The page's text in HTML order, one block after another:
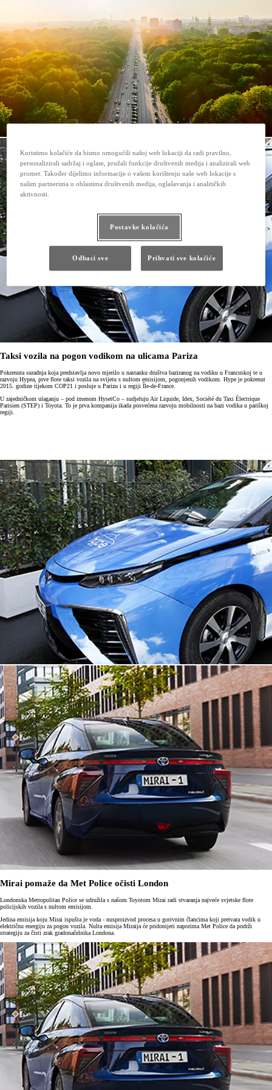
Taksi vozila na pogon vodikom na ulicama Pariza
Pokrenuta suradnja koja predstavlja novo mjerilo u nastanku društva baziranog na vodiku u Francuskoj te u
razvoju Hypea, prve flote taksi vozila na svijetu s nultom emisijom, pogonjenih vodikom. Hype je pokrenut
2015. godine tijekom COP21 i posluje u Parizu i u regiji Île-de-France.
U zajedničkom ulaganju – pod imenom HysetCo – sudjeluju Air Liquide, Idex, Société du Taxi Électrique
Parisien (STEP) i Toyota. To je prva kompanija ikada posvećena razvoju mobilnosti na bazi vodika u pariškoj
regiji.
Mirai pomaže da Met Police očisti London
Londonska Metropolitan Police se udružila s našom Toyotom Mirai radi stvaranja najveće svjetske flote
policijskih vozila s nultom emisijom.
Jedina emisija koju Mirai ispušta je voda - nusproizvod procesa u gorivnim člancima koji pretvara vodik u
električnu energiju za pogon vozila. Nulta emisija Miraija će pridonijeti naporima Met Police da podrži
strategiju za čisti zrak gradonačelnika Londona.
Koristimo kolačiće da bismo omogućili našoj web lokaciji da radi pravilno,
personalizirali sadržaj i oglase, pružali funkcije društvenih medija i analizirali web
promet. Također dijelimo informacije o vašem korištenju naše web lokacije s
našim partnerima u oblastima društvenih medija, oglašavanja i analitičkih
aktivnosti.
Postavke kolačića
Odbaci sve Prihvati sve kolačiće